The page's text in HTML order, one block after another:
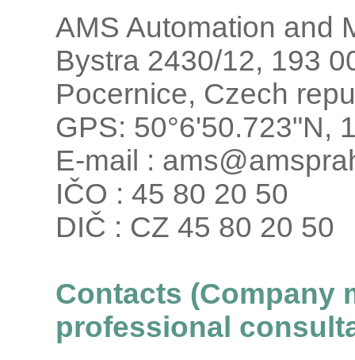
AMS Automation and
Bystra 2430/12, 193
Pocernice, Czech
GPS: 50°6'50.723"N,
E-mail :
IČO : 45 80 20 50
DIČ : CZ 45 80 20 50
Contacts (Company
professional